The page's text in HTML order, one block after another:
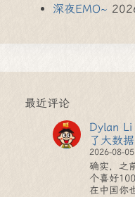
深夜EMO~
最近评论
Dylan Li
了大数
2026-08-05
确实，之
个喜好
在中国你